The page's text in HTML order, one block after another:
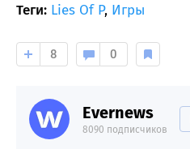
Теги: Lies Of P, Игры
8 0
Evernews
8090 подписчиков